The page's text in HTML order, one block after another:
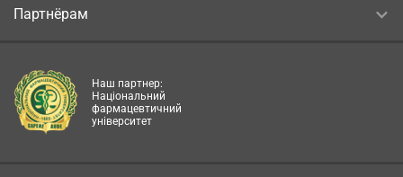
Партнёрам
Наш партнер:
Національний
фармацевтичний
університет